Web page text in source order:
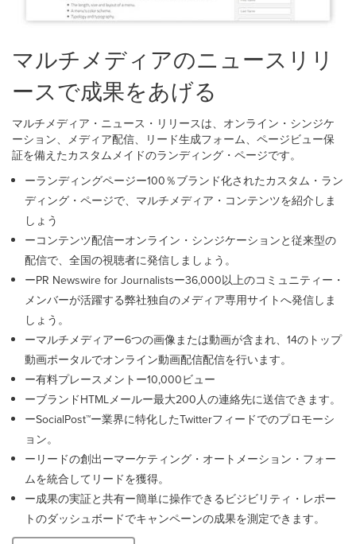
マルチメディアのニュースリリ
ースで成果をあげる
マルチメディア・ニュース・リリースは、オンライン・シンジケ
ーション、メディア配信、リード生成フォーム、ページビュー保
証を備えたカスタムメイドのランディング・ページです。
ーランディングページー100％ブランド化されたカスタム・ラン
ディング・ページで、マルチメディア・コンテンツを紹介しま
しょう
ーコンテンツ配信ーオンライン・シンジケーションと従来型の
配信で、全国の視聴者に発信しましょう。
ーPR Newswire for Journalistsー36,000以上のコミュニティー・
メンバーが活躍する弊社独自のメディア専用サイトへ発信しま
しょう。
ーマルチメディアー6つの画像または動画が含まれ、14のトップ
動画ポータルでオンライン動画配信配信を行います。
ー有料プレースメントー10,000ビュー
ーブランドHTMLメールー最大200人の連絡先に送信できます。
ーSocialPost™ー業界に特化したTwitterフィードでのプロモーシ
ョン。
ーリードの創出ーマーケティング・オートメーション・フォー
ムを統合してリードを獲得。
ー成果の実証と共有ー簡単に操作できるビジビリティ・レポー
トのダッシュボードでキャンペーンの成果を測定できます。